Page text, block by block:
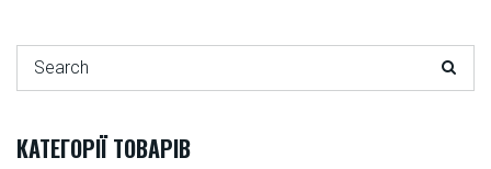
Search for:
КАТЕГОРІЇ ТОВАРІВ